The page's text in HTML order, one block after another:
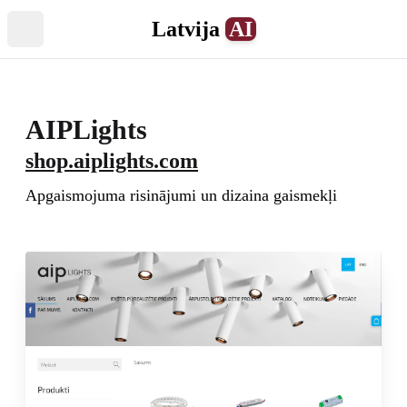
Latvija AI
AIPLights
shop.aiplights.com
Apgaismojuma risinājumi un dizaina gaismekļi